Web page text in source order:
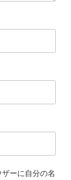
ーに自分の名